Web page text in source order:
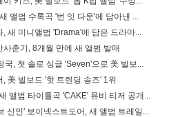
앨범 수록곡 '번 잇 다운'에 담아낸 ...
, 새 미니앨범 'Drama'에 담은 드라마...
사춘기, 8개월 만에 새 앨범 발매
국, 첫 솔로 싱글 'Seven'으로 美 빌보...
, 美 빌보드 '핫 트렌딩 송즈' 1위
새 앨범 타이틀곡 'CAKE' 뮤비 티저 공개...
신인' 보이넥스트도어, 새 앨범 트레일...